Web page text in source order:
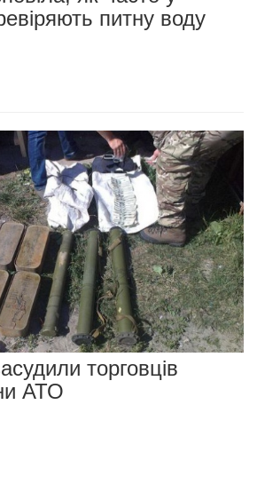
питну воду
торговців
АТО